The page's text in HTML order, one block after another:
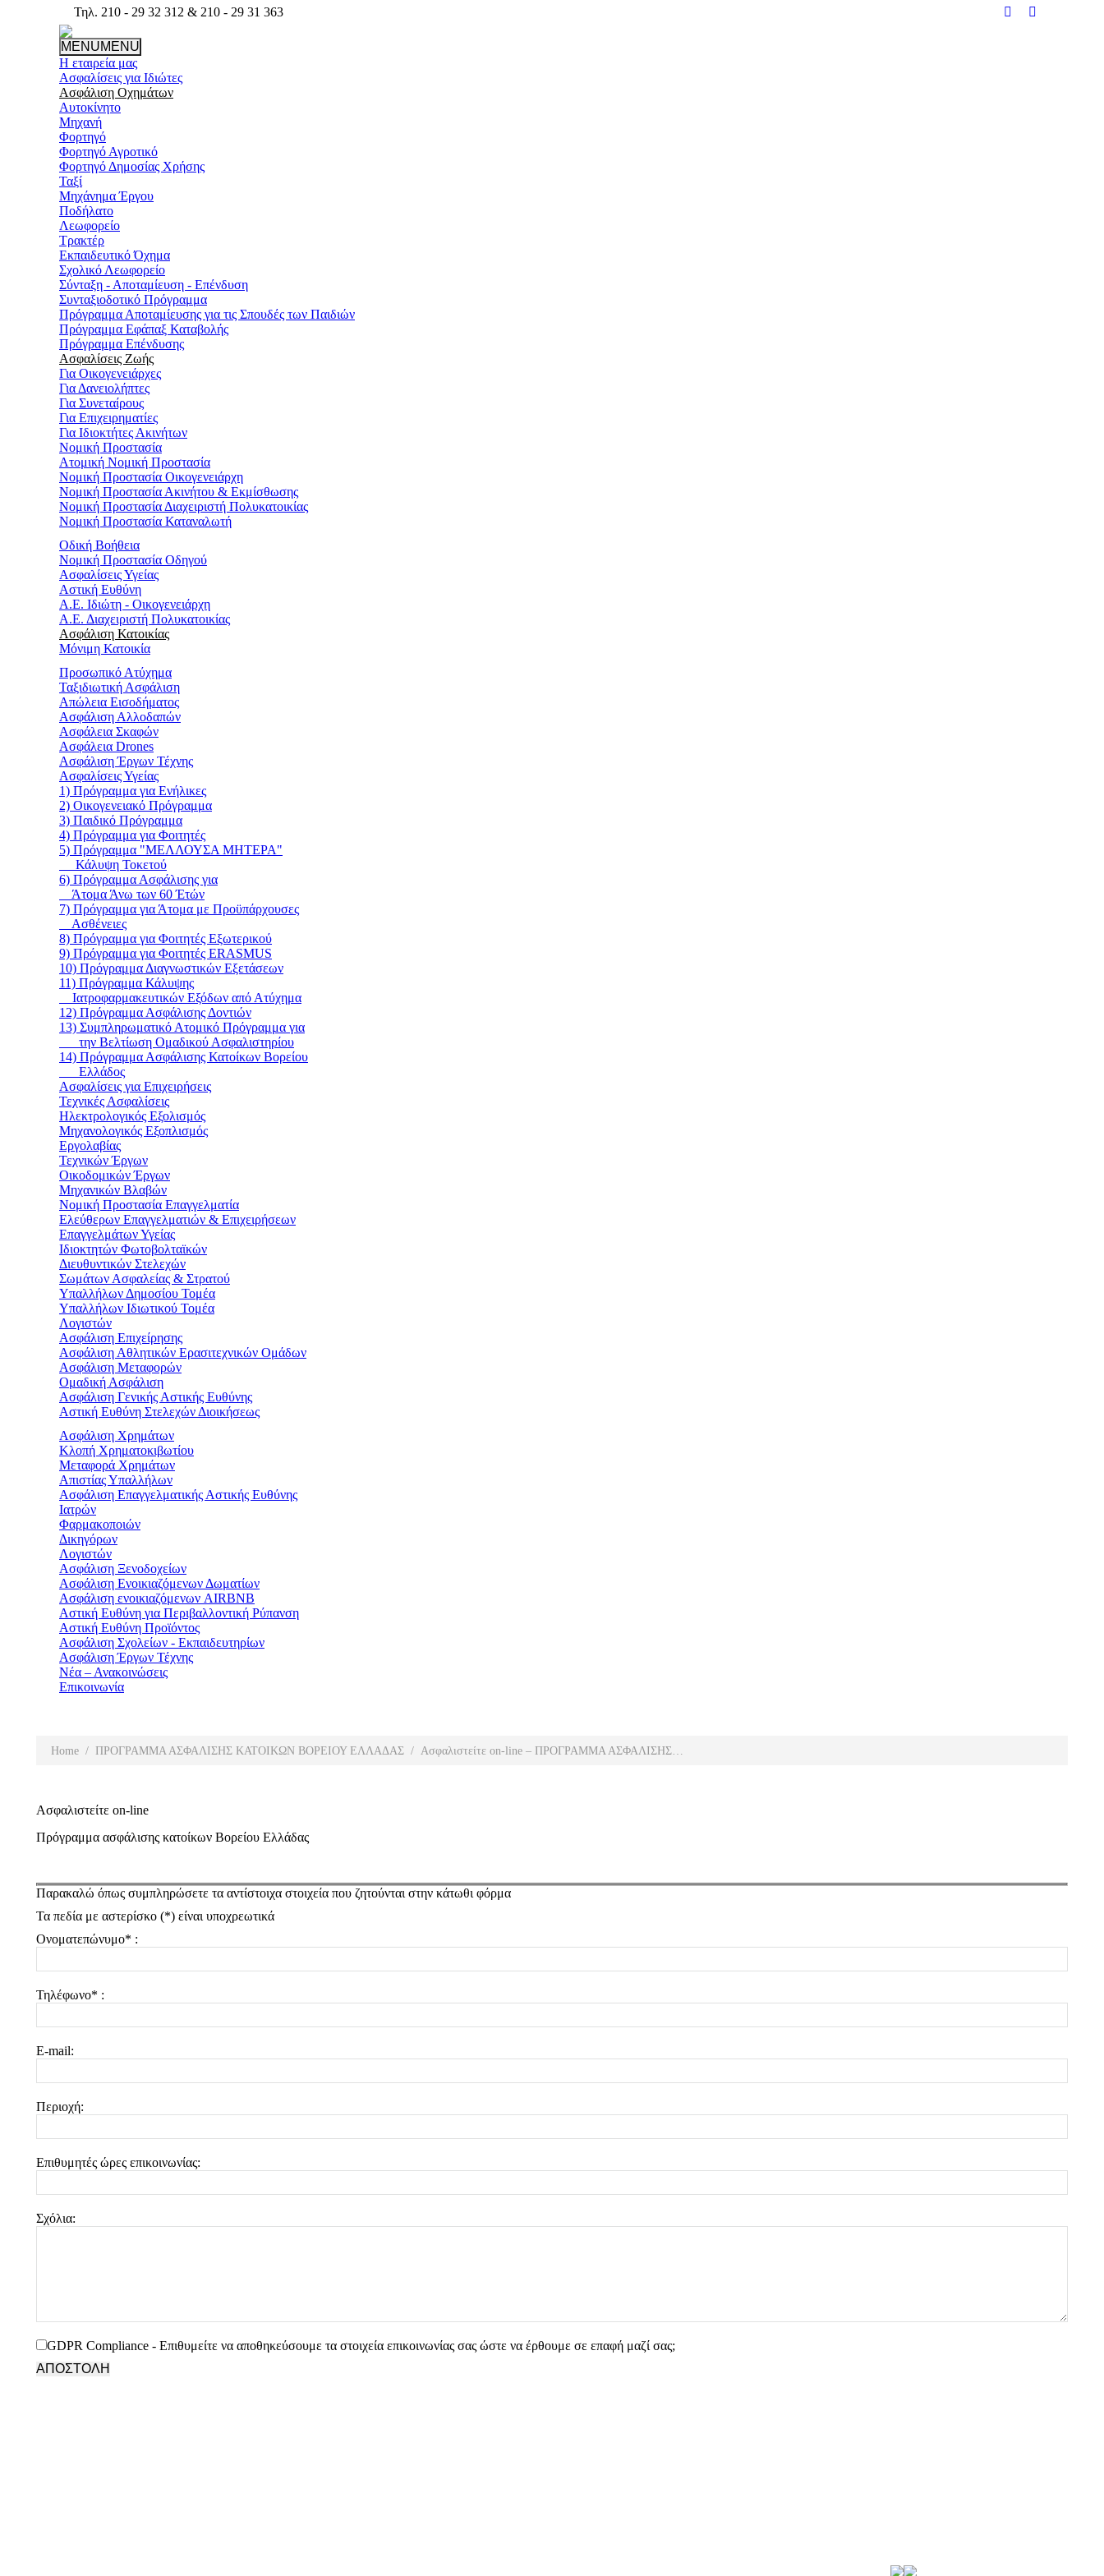
Τηλ. 210 - 29 32 312 & 210 - 29 31 363
FacebookLinkedin
MENUMENU
Η εταιρεία μας
Ασφαλίσεις για Ιδιώτες
Ασφάλιση Οχημάτων
Αυτοκίνητο
Μηχανή
Φορτηγό
Φορτηγό Αγροτικό
Φορτηγό Δημοσίας Χρήσης
Ταξί
Μηχάνημα Έργου
Ποδήλατο
Λεωφορείο
Τρακτέρ
Εκπαιδευτικό Όχημα
Σχολικό Λεωφορείο
Σύνταξη - Αποταμίευση - Επένδυση
Συνταξιοδοτικό Πρόγραμμα
Πρόγραμμα Αποταμίευσης για τις Σπουδές των Παιδιών
Πρόγραμμα Εφάπαξ Καταβολής
Πρόγραμμα Επένδυσης
Ασφαλίσεις Ζωής
Για Οικογενειάρχες
Για Δανειολήπτες
Για Συνεταίρους
Για Επιχειρηματίες
Για Ιδιοκτήτες Ακινήτων
Νομική Προστασία
Ατομική Νομική Προστασία
Νομική Προστασία Οικογενειάρχη
Νομική Προστασία Ακινήτου & Εκμίσθωσης
Νομική Προστασία Διαχειριστή Πολυκατοικίας
Νομική Προστασία Καταναλωτή
Οδική Βοήθεια
Νομική Προστασία Οδηγού
Ασφαλίσεις Υγείας
Αστική Ευθύνη
Α.Ε. Ιδιώτη - Οικογενειάρχη
Α.Ε. Διαχειριστή Πολυκατοικίας
Ασφάλιση Κατοικίας
Μόνιμη Κατοικία
Προσωπικό Ατύχημα
Ταξιδιωτική Ασφάλιση
Απώλεια Εισοδήματος
Ασφάλιση Αλλοδαπών
Ασφάλεια Σκαφών
Ασφάλεια Drones
Ασφάλιση Έργων Τέχνης
Ασφαλίσεις Υγείας
1) Πρόγραμμα για Ενήλικες
2) Οικογενειακό Πρόγραμμα
3) Παιδικό Πρόγραμμα
4) Πρόγραμμα για Φοιτητές
5) Πρόγραμμα "ΜΕΛΛΟΥΣΑ ΜΗΤΕΡΑ"
Κάλυψη Τοκετού
6) Πρόγραμμα Ασφάλισης για
Άτομα Άνω των 60 Έτών
7) Πρόγραμμα για Άτομα με Προϋπάρχουσες
Ασθένειες
8) Πρόγραμμα για Φοιτητές Εξωτερικού
9) Πρόγραμμα για Φοιτητές ERASMUS
10) Πρόγραμμα Διαγνωστικών Εξετάσεων
11) Πρόγραμμα Κάλυψης
Ιατροφαρμακευτικών Εξόδων από Ατύχημα
12) Πρόγραμμα Ασφάλισης Δοντιών
13) Συμπληρωματικό Ατομικό Πρόγραμμα για
την Βελτίωση Ομαδικού Ασφαλιστηρίου
14) Πρόγραμμα Ασφάλισης Κατοίκων Βορείου
Ελλάδος
Ασφαλίσεις για Επιχειρήσεις
Τεχνικές Ασφαλίσεις
Ηλεκτρολογικός Εξολισμός
Μηχανολογικός Εξοπλισμός
Εργολαβίας
Τεχνικών Έργων
Οικοδομικών Έργων
Μηχανικών Βλαβών
Νομική Προστασία Επαγγελματία
Ελεύθερων Επαγγελματιών & Επιχειρήσεων
Επαγγελμάτων Υγείας
Ιδιοκτητών Φωτοβολταϊκών
Διευθυντικών Στελεχών
Σωμάτων Ασφαλείας & Στρατού
Υπαλλήλων Δημοσίου Τομέα
Υπαλλήλων Ιδιωτικού Τομέα
Λογιστών
Ασφάλιση Επιχείρησης
Ασφάλιση Αθλητικών Ερασιτεχνικών Ομάδων
Ασφάλιση Μεταφορών
Ομαδική Ασφάλιση
Ασφάλιση Γενικής Αστικής Ευθύνης
Αστική Ευθύνη Στελεχών Διοικήσεως
Ασφάλιση Χρημάτων
Κλοπή Χρηματοκιβωτίου
Μεταφορά Χρημάτων
Απιστίας Υπαλλήλων
Ασφάλιση Επαγγελματικής Αστικής Ευθύνης
Ιατρών
Φαρμακοποιών
Δικηγόρων
Λογιστών
Ασφάλιση Ξενοδοχείων
Ασφάλιση Ενοικιαζόμενων Δωματίων
Ασφάλιση ενοικιαζόμενων AIRBNB
Αστική Ευθύνη για Περιβαλλοντική Ρύπανση
Αστική Ευθύνη Προϊόντος
Ασφάλιση Σχολείων - Εκπαιδευτηρίων
Ασφάλιση Έργων Τέχνης
Νέα – Ανακοινώσεις
Επικοινωνία
Home ΠΡΟΓΡΑΜΜΑ ΑΣΦΑΛΙΣΗΣ ΚΑΤΟΙΚΩΝ ΒΟΡΕΙΟΥ ΕΛΛΑΔΑΣ Ασφαλιστείτε on-line – ΠΡΟΓΡΑΜΜΑ ΑΣΦΑΛΙΣΗΣ…
Ασφαλιστείτε on-line
Πρόγραμμα ασφάλισης κατοίκων Βορείου Ελλάδας
Παρακαλώ όπως συμπληρώσετε τα αντίστοιχα στοιχεία που ζητούνται στην κάτωθι φόρμα
Τα πεδία με αστερίσκο (*) είναι υποχρεωτικά
Ονοματεπώνυμο* :
Τηλέφωνο* :
E-mail:
Περιοχή:
Επιθυμητές ώρες επικοινωνίας:
Σχόλια:
GDPR Compliance - Επιθυμείτε να αποθηκεύσουμε τα στοιχεία επικοινωνίας σας ώστε να έρθουμε σε επαφή μαζί σας;